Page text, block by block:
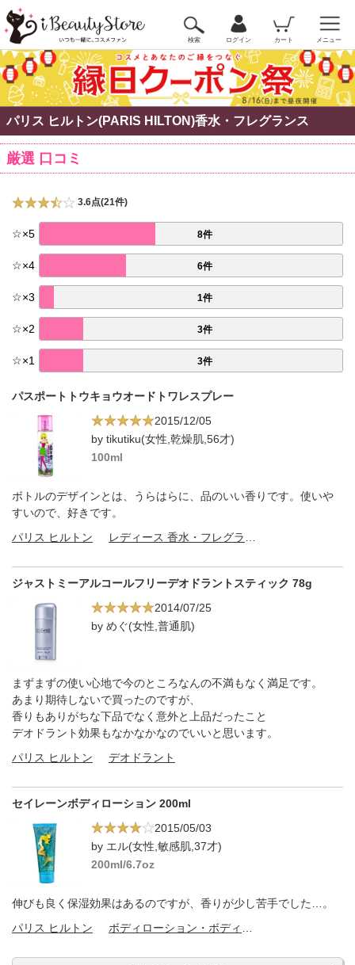
検索 ログイン カート メニュー
パリス ヒルトン(PARIS HILTON)香水・フレグランス
厳選 口コミ
3.6点(21件)
☆×5 8件
☆×4 6件
☆×3 1件
☆×2 3件
☆×1 3件
パスポートトウキョウオードトワレスプレー
2015/12/05
by tikutiku(女性,乾燥肌,56才)
100ml
ボトルのデザインとは、うらはらに、品のいい香りです。使いや
すいので、好きです。
パリス ヒルトン
ジャストミーアルコールフリーデオドラントスティック 78g
2014/07/25
by めぐ(女性,普通肌)
まずまずの使い心地で今のところなんの不満もなく満足です。
あまり期待しないで買ったのですが、
香りもありがちな下品でなく意外と上品だったこと
デオドラント効果もなかなかなのでいいと思います。
パリス ヒルトン
デオドラント
セイレーンボディローション 200ml
2015/05/03
by エル(女性,敏感肌,37才)
200ml/6.7oz
伸びも良く保湿効果はあるのですが、香りが少し苦手でした…。
パリス ヒルトン